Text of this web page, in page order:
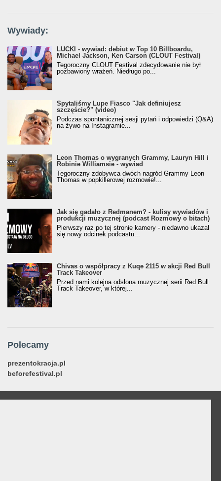
Wywiady:
LUCKI - wywiad: debiut w Top 10 Billboardu,
Michael Jackson, Ken Carson (CLOUT Festival)
Tegoroczny CLOUT Festival zdecydowanie nie był
pozbawiony wrażeń. Niedługo po...
Spytaliśmy Lupe Fiasco "Jak definiujesz
szczęście?" (video)
Podczas spontanicznej sesji pytań i odpowiedzi (Q&A)
na żywo na Instagramie...
Leon Thomas o wygranych Grammy, Lauryn Hill i
Robinie Williamsie - wywiad
Tegoroczny zdobywca dwóch nagród Grammy Leon
Thomas w popkillerowej rozmowie!...
Jak się gadało z Redmanem? - kulisy wywiadów i
produkcji muzycznej (podcast Rozmowy o bitach)
Pierwszy raz po tej stronie kamery - niedawno ukazał
się nowy odcinek podcastu...
Chivas o współpracy z Kuqe 2115 w akcji Red Bull
Track Takeover
Przed nami kolejna odsłona muzycznej serii Red Bull
Track Takeover, w której...
Polecamy
prezentokracja.pl
beforefestival.pl